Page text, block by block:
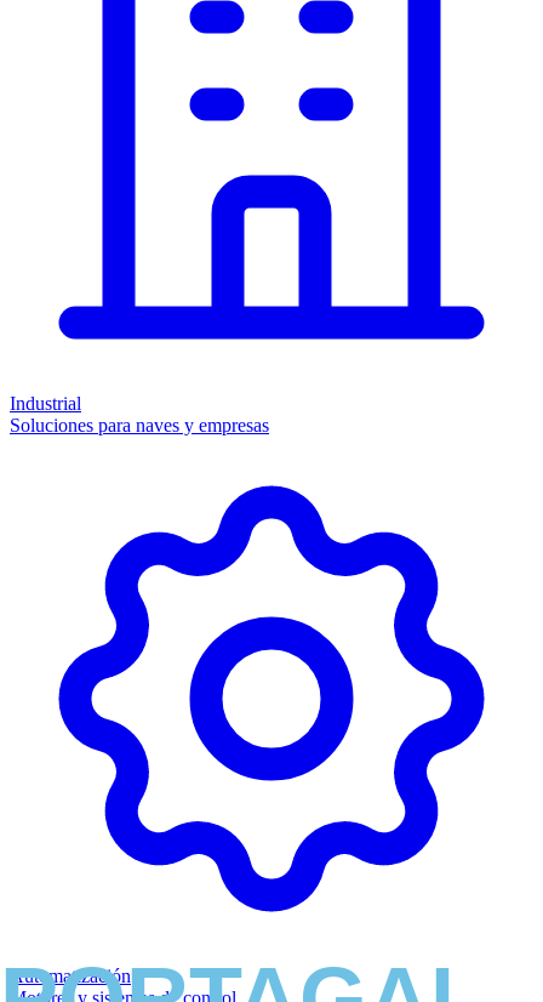
Industrial
Soluciones para naves y empresas
Automatización
Motores y sistemas de control